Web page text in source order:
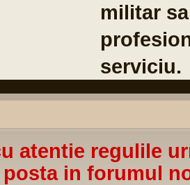
militar
serviciu.
atentie regulile
posta in forumul